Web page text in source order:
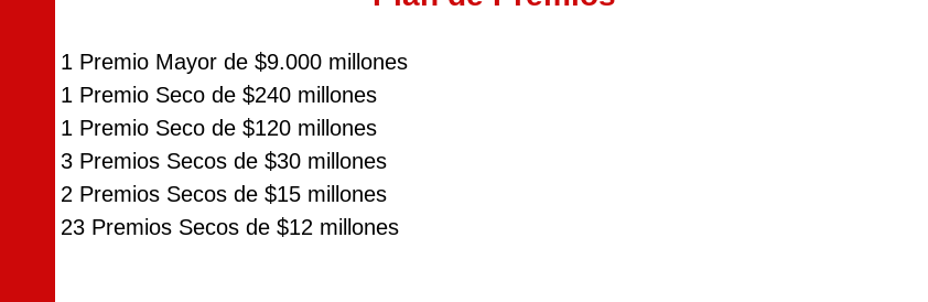
1 Premio Mayor de $9.000 millones
1 Premio Seco de $240 millones
1 Premio Seco de $120 millones
3 Premios Secos de $30 millones
2 Premios Secos de $15 millones
23 Premios Secos de $12 millones